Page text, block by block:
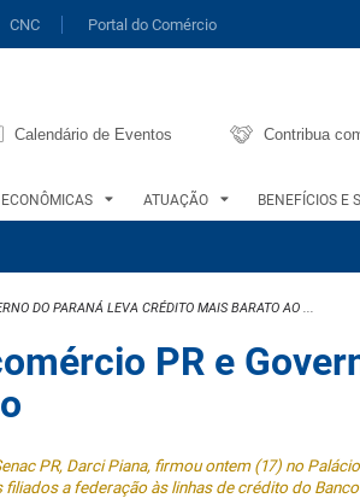
CNC Portal do Comércio
Calendário de Eventos Contribua
ATUAÇÃO BENEFÍCIOS E
DO PARANÁ LEVA CRÉDITO MAIS BARATO AO ...
PR e
PR, Darci Piana, firmou ontem (17) no
a federação às linhas de crédito do